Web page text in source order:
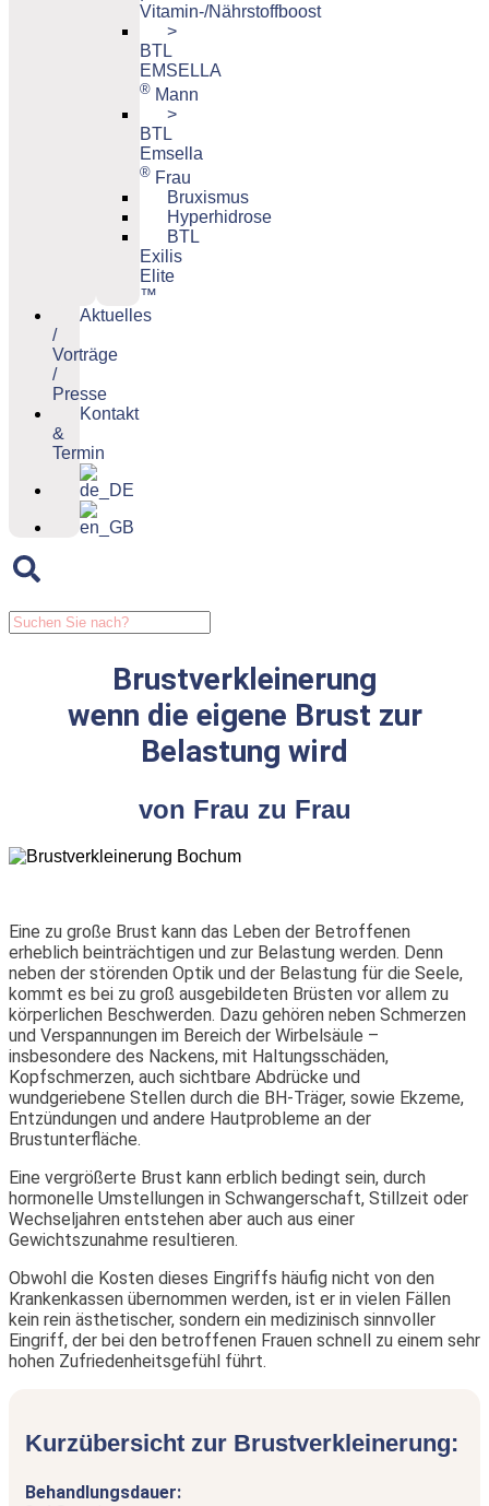
Vitamin-/Nährstoffboost
>
BTL
EMSELLA
® Mann
>
BTL
Emsella
® Frau
Bruxismus
Hyperhidrose
BTL
Exilis
Elite
™
Aktuelles
/
Vorträge
/
Presse
Kontakt
&
Termin
Brustverkleinerung
wenn die eigene Brust zur
Belastung wird
von Frau zu Frau
Eine zu große Brust kann das Leben der Betroffenen
erheblich beinträchtigen und zur Belastung werden. Denn
neben der störenden Optik und der Belastung für die Seele,
kommt es bei zu groß ausgebildeten Brüsten vor allem zu
körperlichen Beschwerden. Dazu gehören neben Schmerzen
und Verspannungen im Bereich der Wirbelsäule –
insbesondere des Nackens, mit Haltungsschäden,
Kopfschmerzen, auch sichtbare Abdrücke und
wundgeriebene Stellen durch die BH-Träger, sowie Ekzeme,
Entzündungen und andere Hautprobleme an der
Brustunterfläche.
Eine vergrößerte Brust kann erblich bedingt sein, durch
hormonelle Umstellungen in Schwangerschaft, Stillzeit oder
Wechseljahren entstehen aber auch aus einer
Gewichtszunahme resultieren.
Obwohl die Kosten dieses Eingriffs häufig nicht von den
Krankenkassen übernommen werden, ist er in vielen Fällen
kein rein ästhetischer, sondern ein medizinisch sinnvoller
Eingriff, der bei den betroffenen Frauen schnell zu einem sehr
hohen Zufriedenheitsgefühl führt.
Kurzübersicht zur Brustverkleinerung:
Behandlungsdauer: